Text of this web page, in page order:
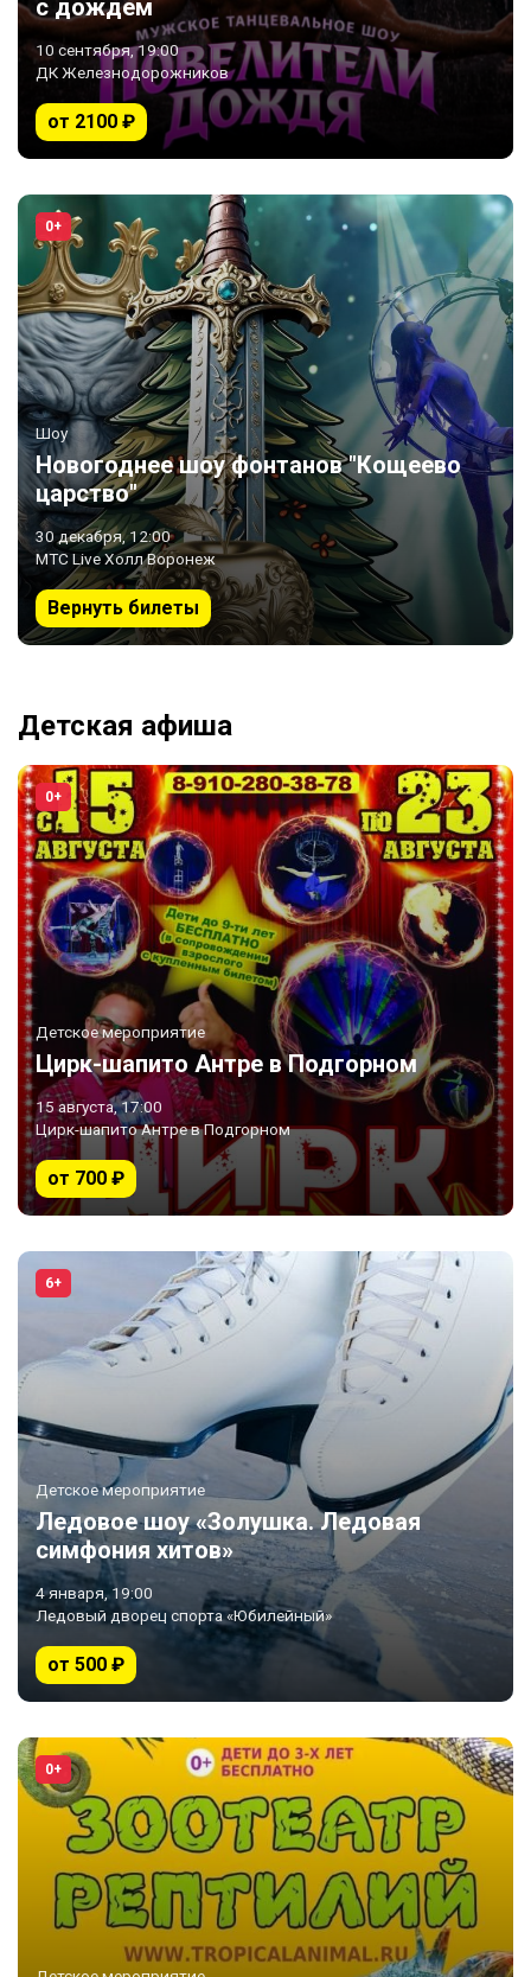
с дождем
10 сентября, 19:00
ДК Железнодорожников
от 2100 ₽
0+
Шоу
Новогоднее шоу фонтанов "Кощеево
царство"
30 декабря, 12:00
МТС Live Холл Воронеж
Вернуть билеты
Детская афиша
0+
Детское мероприятие
Цирк-шапито Антре в Подгорном
15 августа, 17:00
Цирк-шапито Антре в Подгорном
от 700 ₽
6+
Детское мероприятие
Ледовое шоу «Золушка. Ледовая
симфония хитов»
4 января, 19:00
Ледовый дворец спорта «Юбилейный»
от 500 ₽
0+